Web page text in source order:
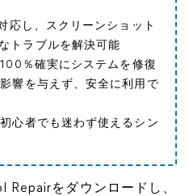
応し、スクリーンショット
トラブルを解決可能
％確実にシステムを修復
響を与えず、安全に利用で
心者でも迷わず使えるシン
Repairをダウンロードし、